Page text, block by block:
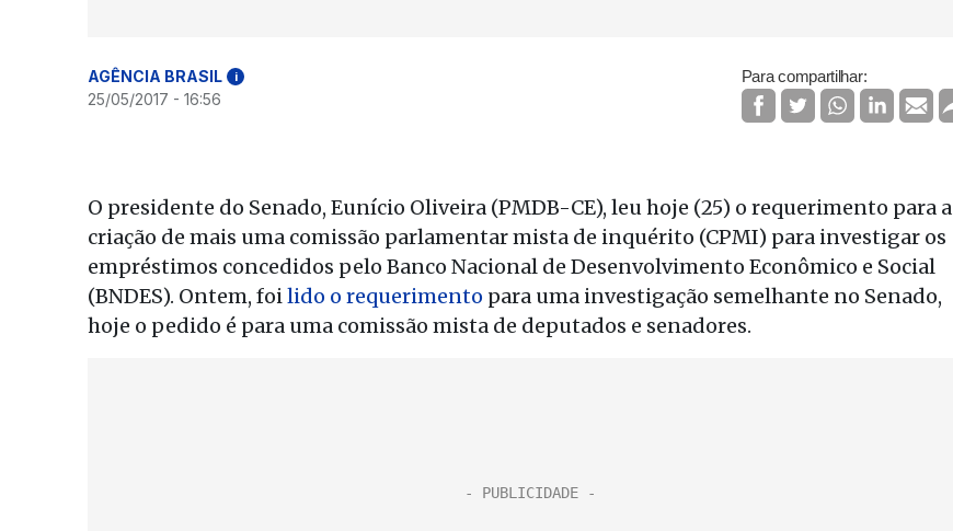
AGÊNCIA BRASIL i
25/05/2017 - 16:56
Para compartilhar:
O presidente do Senado, Eunício Oliveira (PMDB-CE), leu hoje (25) o requerimento para a
criação de mais uma comissão parlamentar mista de inquérito (CPMI) para investigar os
empréstimos concedidos pelo Banco Nacional de Desenvolvimento Econômico e Social
(BNDES). Ontem, foilido o requerimento para uma investigação semelhante no Senado,
hoje o pedido é para uma comissão mista de deputados e senadores.